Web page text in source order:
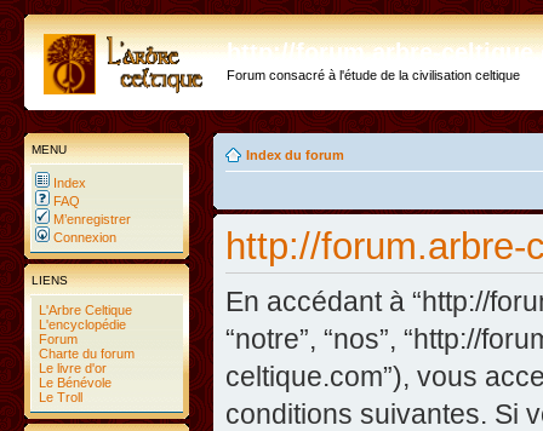
http://forum.arbre-
Forum consacré à l'étude de la civilisation celtique
MENU
Index
FAQ
M’enregistrer
Connexion
LIENS
L'Arbre Celtique
L'encyclopédie
Forum
Charte du forum
Le livre d'or
Le Bénévole
Le Troll
Index du forum
http://
En accédant à “http://
“notre”, “nos”, “http://
celtique.com”), vous
conditions suivantes. Si